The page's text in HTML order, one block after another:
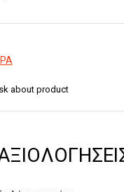
about product